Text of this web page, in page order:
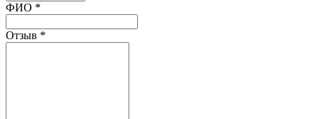
Ваш отзыв был отправлен!
ФИО *
Отзыв *